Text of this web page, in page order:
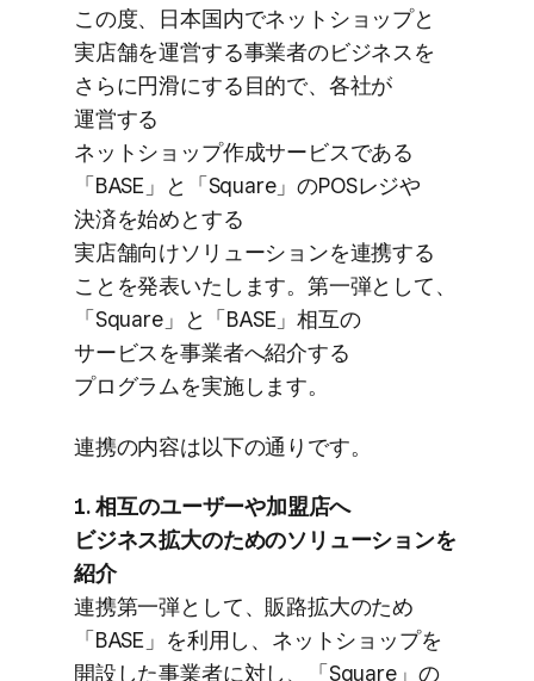
この度、​日本国内で​ネットショップと​
実店舗を​運営する​事業者の​ビジネスを​
さらに​円滑に​する​目的で、​各社が​
運営する​
ネットショップ作成サービスである​
「BASE」と​「Square」の​POSレジや​
決済を​始めと​する​
実店舗向けソリューションを​連携する​
ことを​発表いたします。​第一弾と​して、​
「Square」と​「BASE」​相互の​
サービスを​事業者へ​紹介する​
プログラムを​実施します。
連携の​内容は​以下の​通りです。
1. 相互の​ユーザーや​加盟店へ​
ビジネス拡大の​ための​ソリューションを​
紹介
連携第一弾と​して、​販路拡大の​ため​
「BASE」を​利用し、​ネットショップを​
開設した​事業者に​対し、​「Square」の​